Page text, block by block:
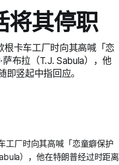
将其停职
卡车工厂时向其高喊「恋
布拉（T.J. Sabula），他
竖起中指回应。
工厂时向其高喊「恋童癖保护
），他在特朗普经过时距离